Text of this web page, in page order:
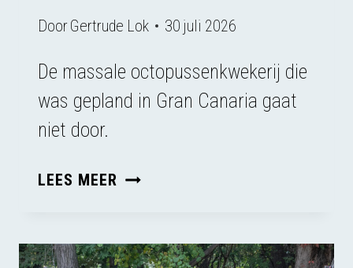
DoorGertrude Lok 30 juli 2026
De massale octopussenkwekerij die
was gepland in Gran Canaria gaat
niet door.
LEES MEER NA
KOMT